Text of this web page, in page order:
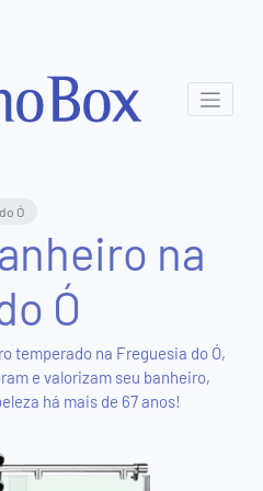
Ó
na
Ó
temperado na Freguesia do Ó,
e valorizam seu banheiro,
há mais de 67 anos!